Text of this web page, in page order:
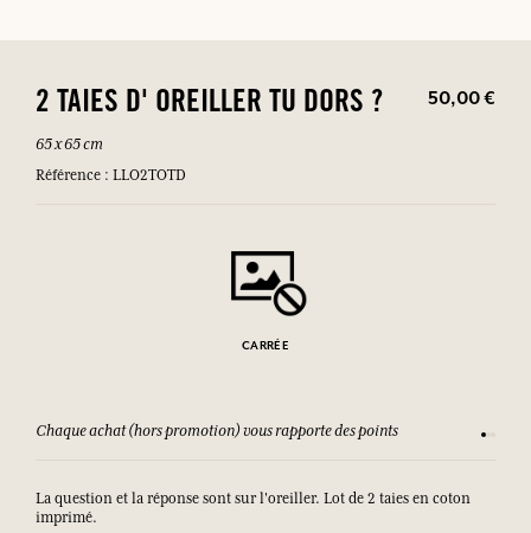
2 TAIES D' OREILLER TU DORS ? 50,00 €
65 x 65 cm
Référence : LLO2TOTD
CARRÉE
Chaque achat (hors promotion) vous rapporte des points
La question et la réponse sont sur l'oreiller. Lot de 2 taies en coton
imprimé.